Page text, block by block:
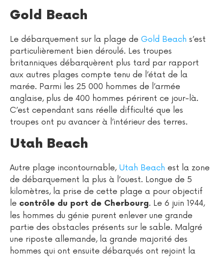
Gold Beach
Le débarquement sur la plage de Gold Beach s’est
particulièrement bien déroulé. Les troupes
britanniques débarquèrent plus tard par rapport
aux autres plages compte tenu de l’état de la
marée. Parmi les 25 000 hommes de l’armée
anglaise, plus de 400 hommes périrent ce jour-là.
C’est cependant sans réelle difficulté que les
troupes ont pu avancer à l’intérieur des terres.
Utah Beach
Autre plage incontournable, Utah Beach est la zone
de débarquement la plus à l’ouest. Longue de 5
kilomètres, la prise de cette plage a pour objectif
le contrôle du port de Cherbourg. Le 6 juin 1944,
les hommes du génie purent enlever une grande
partie des obstacles présents sur le sable. Malgré
une riposte allemande, la grande majorité des
hommes qui ont ensuite débarqués ont rejoint la